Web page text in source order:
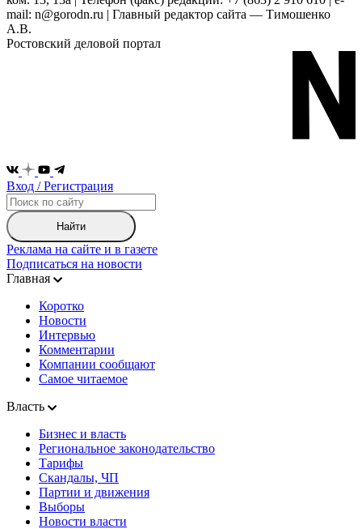
mail: n@gorodn.ru | Главный редактор сайта — Тимошенко
А.В.
Ростовский деловой портал
Вход / Регистрация
Найти
Реклама на сайте и в газете
Подписаться на новости
Главная
Коротко
Новости
Интервью
Комментарии
Компании сообщают
Самое читаемое
Власть
Бизнес и власть
Региональное законодательство
Тарифы
Скандалы, ЧП
Партии и движения
Выборы
Новости власти